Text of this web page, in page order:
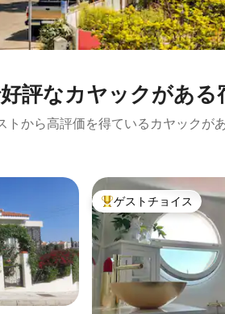
評なカヤックがある
トから高評価を得ているカヤックが
。 大好評のゲストチョイス
ゲストチョイス